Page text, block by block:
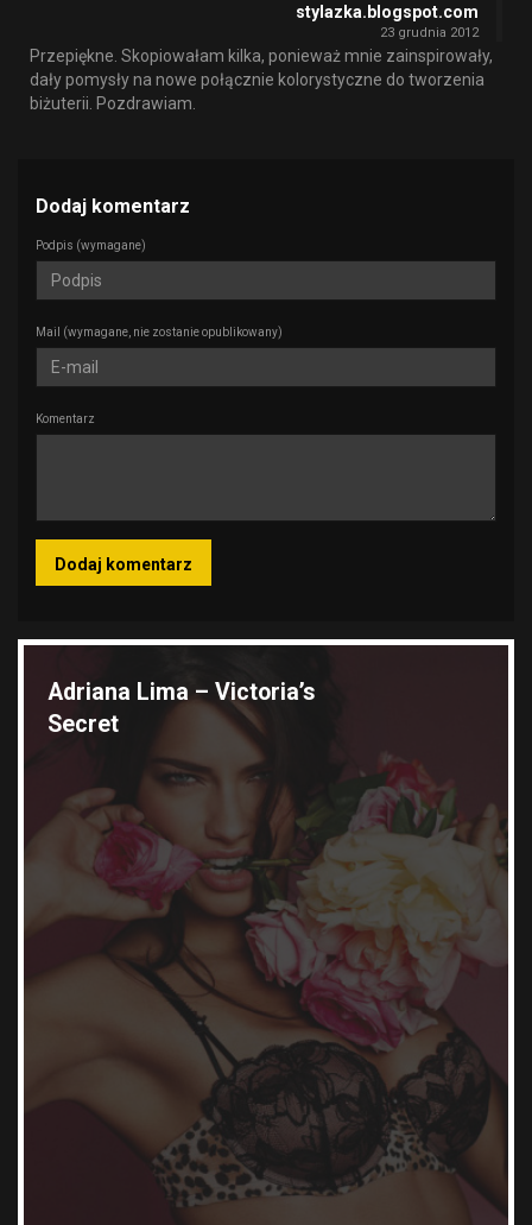
stylazka.blogspot.com
23 grudnia 2012
Przepiękne. Skopiowałam kilka, ponieważ mnie zainspirowały,
dały pomysły na nowe połącznie kolorystyczne do tworzenia
biżuterii. Pozdrawiam.
Dodaj komentarz
Podpis (wymagane)
Mail (wymagane, nie zostanie opublikowany)
Komentarz
Adriana Lima – Victoria’s
Secret